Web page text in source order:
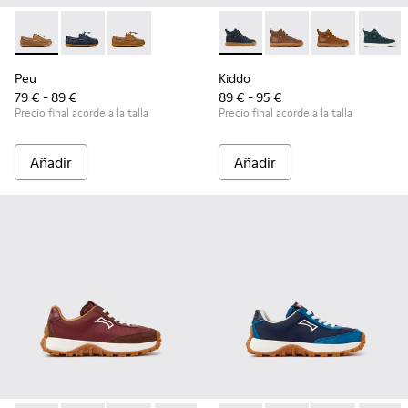
Peu - K800689-004 - Zapatos náuticos de piel marrón para
Peu - K800689-002 - Zapatos náuticos de piel
Peu - K800689-001
Peu
79 € - 89 €
Precio final acorde a la talla
Añadir
Kiddo - K900189-026 -
Kiddo - K900189-
Kiddo -Kiddo
Kiddo
89 € - 95 €
Precio final acorde a la talla
Añadir